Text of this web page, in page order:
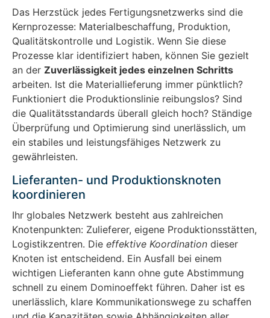
Das Herzstück jedes Fertigungsnetzwerks sind die
Kernprozesse: Materialbeschaffung, Produktion,
Qualitätskontrolle und Logistik. Wenn Sie diese
Prozesse klar identifiziert haben, können Sie gezielt
an der Zuverlässigkeit jedes einzelnen Schritts
arbeiten. Ist die Materiallieferung immer pünktlich?
Funktioniert die Produktionslinie reibungslos? Sind
die Qualitätsstandards überall gleich hoch? Ständige
Überprüfung und Optimierung sind unerlässlich, um
ein stabiles und leistungsfähiges Netzwerk zu
gewährleisten.
Lieferanten- und Produktionsknoten
koordinieren
Ihr globales Netzwerk besteht aus zahlreichen
Knotenpunkten: Zulieferer, eigene Produktionsstätten,
Logistikzentren. Die effektive Koordination dieser
Knoten ist entscheidend. Ein Ausfall bei einem
wichtigen Lieferanten kann ohne gute Abstimmung
schnell zu einem Dominoeffekt führen. Daher ist es
unerlässlich, klare Kommunikationswege zu schaffen